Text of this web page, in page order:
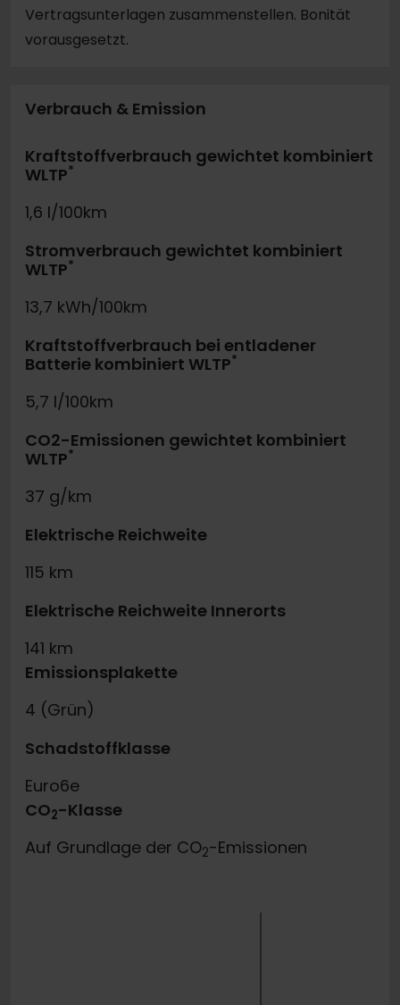
Vertragsunterlagen zusammenstellen. Bonität
vorausgesetzt.
Verbrauch & Emission
Kraftstoffverbrauch gewichtet kombiniert
WLTP*
1,6 l/100km
Stromverbrauch gewichtet kombiniert
WLTP*
13,7 kWh/100km
Kraftstoffverbrauch bei entladener
Batterie kombiniert WLTP*
5,7 l/100km
CO2-Emissionen gewichtet kombiniert
WLTP*
37 g/km
Elektrische Reichweite
115 km
Elektrische Reichweite Innerorts
141 km
Emissionsplakette
4 (Grün)
Schadstoffklasse
Euro6e
CO2-Klasse
Auf Grundlage der CO2-Emissionen